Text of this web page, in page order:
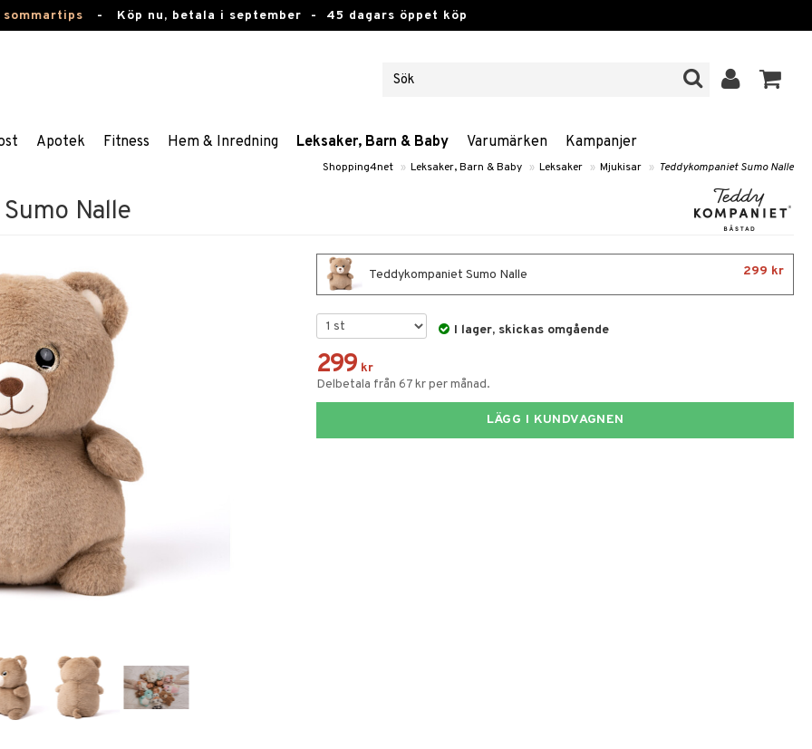
- Köp nu, betala i september - 45 dagars öppet köp
Apotek Fitness Hem & Inredning Leksaker, Barn & Baby Varumärken Kampanjer
Shopping4net » Leksaker, Barn & Baby » Leksaker » Mjukisar » Teddykompaniet Sumo Nalle
Nalle
Teddykompaniet Sumo Nalle 299 kr
I lager, skickas omgående
299 kr
Delbetala från 67 kr per månad.
LÄGG I KUNDVAGNEN